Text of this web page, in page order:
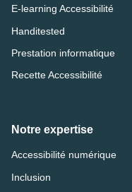
E-learning Accessibilité
Handitested
Prestation informatique
Recette Accessibilité
Notre expertise
Accessibilité numérique
Inclusion